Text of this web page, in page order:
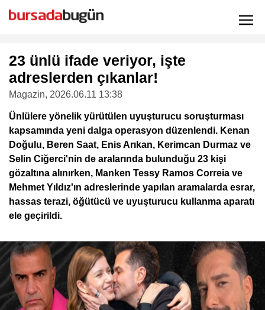
23 ünlü ifade veriyor, işte
adreslerden çıkanlar!
Magazin, 2026.06.11 13:38
Ünlülere yönelik yürütülen uyuşturucu soruşturması
kapsamında yeni dalga operasyon düzenlendi. Kenan
Doğulu, Beren Saat, Enis Arıkan, Kerimcan Durmaz ve
Selin Ciğerci'nin de aralarında bulunduğu 23 kişi
gözaltına alınırken, Manken Tessy Ramos Correia ve
Mehmet Yıldız'ın adreslerinde yapılan aramalarda esrar,
hassas terazi, öğütücü ve uyuşturucu kullanma aparatı
ele geçirildi.